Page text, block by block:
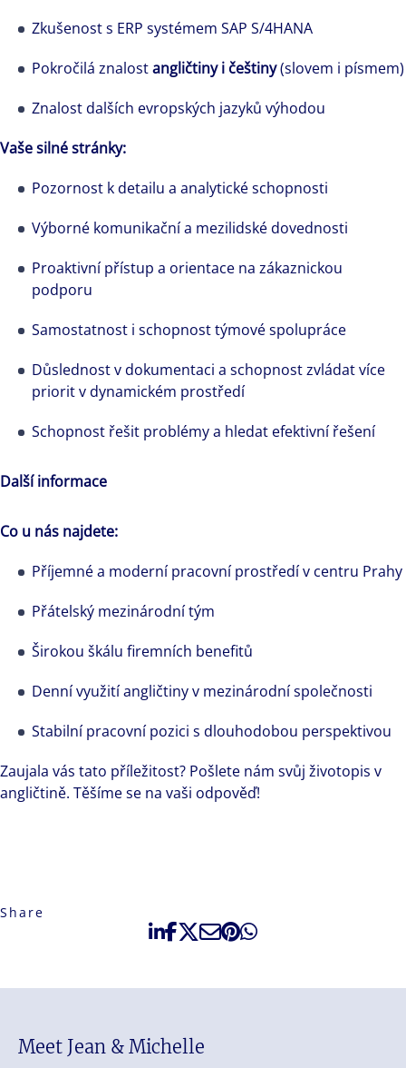
Zkušenost s ERP systémem SAP S/4HANA
Pokročilá znalostangličtiny i češtiny(slovem i písmem)
Znalost dalších evropských jazyků výhodou
Vaše silné stránky:
Pozornost k detailu a analytické schopnosti
Výborné komunikační a mezilidské dovednosti
Proaktivní přístup a orientace na zákaznickou
podporu
Samostatnost i schopnost týmové spolupráce
Důslednost v dokumentaci a schopnost zvládat více
priorit v dynamickém prostředí
Schopnost řešit problémy a hledat efektivní řešení
Další informace
Co u nás najdete:
Příjemné a moderní pracovní prostředí v centru Prahy
Přátelský mezinárodní tým
Širokou škálu firemních benefitů
Denní využití angličtiny v mezinárodní společnosti
Stabilní pracovní pozici s dlouhodobou perspektivou
Zaujala vás tato příležitost? Pošlete nám svůj životopis v
angličtině. Těšíme se na vaši odpověď!
Share
Meet Jean & Michelle
Poslechněte si o kariéře Radany Williamsové
u Colliers